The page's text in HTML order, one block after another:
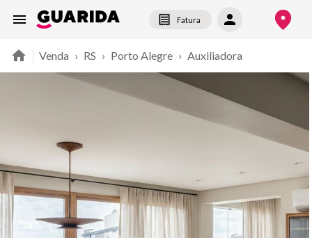
Fatura
Venda › RS › Porto Alegre › Auxiliadora